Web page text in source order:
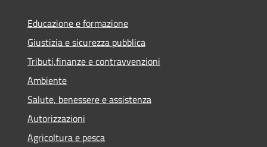
Educazione e formazione
Giustizia e sicurezza pubblica
Tributi,finanze e contravvenzioni
Ambiente
Salute, benessere e assistenza
Autorizzazioni
Agricoltura e pesca